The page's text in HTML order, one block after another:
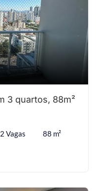
3 quartos, 88m²
2 Vagas 88 m²